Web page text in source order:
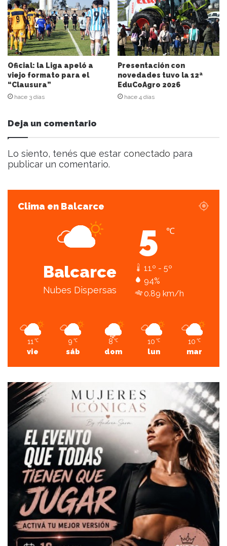
o
r
r
e
o
e
l
e
c
ó
n
i
c
Oficial: la Liga apeló a
viejo formato para el
“Clausura”
hace 3 días
Presentación con
novedades tuvo la 12ª
EduCoAgro 2026
hace 4 días
Deja un comentario
Lo siento, tenés que estar conectado para
publicar un comentario.
Clima en Balcarce
Balcarce
Nubes Dispersas
5 ℃
11º - 5º
94%
0.89 km/h
11 ℃
vie
9 ℃
sáb
8 ℃
dom
10 ℃
lun
10 ℃
mar